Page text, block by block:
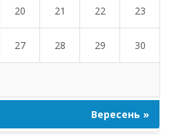
20 21 22 23
27 28 29 30
Вересень »